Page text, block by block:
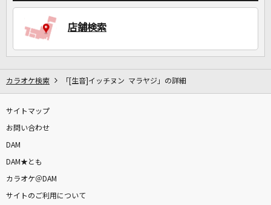
家族や友達と一緒に！練習にも！
店舗検索
カラオケ検索 「[生音]イッチヌン マラヤジ」の詳細
サイトマップ
お問い合わせ
DAM
DAM★とも
カラオケ＠DAM
サイトのご利用について